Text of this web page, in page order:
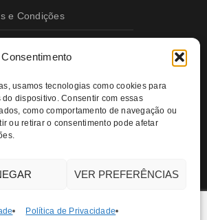
usamos tecnologias como cookies para
dispositivo. Consentir com essas
como comportamento de navegação ou
ou retirar o consentimento pode afetar
VER PREFERÊNCIAS
Política de Privacidade
e Condições
de Privacidade
da Qualidade e Ambiente